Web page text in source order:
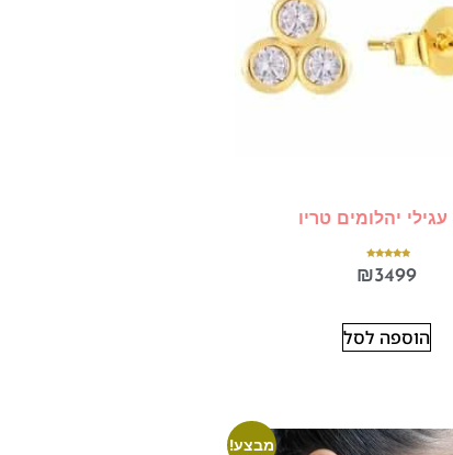
עגילי יהלומים טריו
5.00
מתוך 5 ₪3499
הוספה לסל
מבצע!